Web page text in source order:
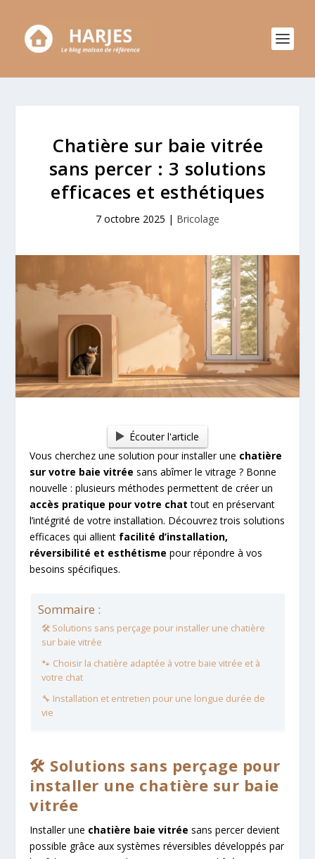
Chatière sur baie vitrée
sans percer : 3 solutions
efficaces et esthétiques
7 octobre 2025 | Bricolage
Écouter l'article
Vous cherchez une solution pour installer une chatière
sur votre baie vitrée sans abîmer le vitrage ? Bonne
nouvelle : plusieurs méthodes permettent de créer un
accès pratique pour votre chat tout en préservant
l’intégrité de votre installation. Découvrez trois solutions
efficaces qui allient facilité d’installation,
réversibilité et esthétisme pour répondre à vos
besoins spécifiques.
Sommaire :
🛠️ Solutions sans perçage pour installer une chatière
sur baie vitrée
🐾 Choisir la chatière adaptée à votre baie vitrée et à
votre chat
🔧 Installation et entretien pour une longue durée de
vie
🛠️ Solutions sans perçage pour
installer une chatière sur baie
vitrée
Installer une chatière baie vitrée sans percer devient
possible grâce aux systèmes réversibles développés par